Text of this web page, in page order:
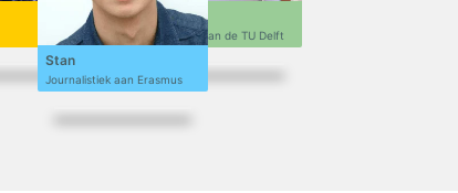
Sofi
Ontwerpen aan de TU Delft
Stan
Journalistiek aan Erasmus